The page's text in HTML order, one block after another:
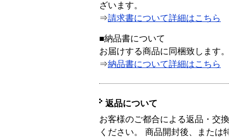
ざいます。
⇒請求書について詳細はこちら
■納品書について
お届けする商品に同梱致します。
⇒納品書について詳細はこちら
返品について
お客様のご都合による返品・交
ください。 商品開封後、または